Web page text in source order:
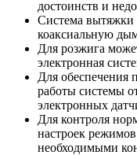
достоинств и
Система вытяжки
коаксиальную
Для розжига
электронная
Для обеспечения
работы системы
электронных
Для контроля
настроек
необходимыми